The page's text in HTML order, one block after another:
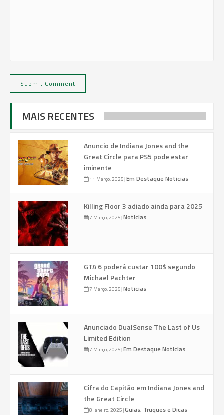
MAIS RECENTES
Anuncio de Indiana Jones and the
Great Circle para PS5 pode estar
iminente
11 Março, 2025|Em Destaque Noticias
Killing Floor 3 adiado ainda para 2025
7 Março, 2025|Noticias
GTA 6 poderá custar 100$ segundo
Michael Pachter
7 Março, 2025|Noticias
Anunciado DualSense The Last of Us
Limited Edition
7 Março, 2025|Em Destaque Noticias
Cifra do Capitão em Indiana Jones and
the Great Circle
8 Janeiro, 2025|Guias, Truques e Dicas